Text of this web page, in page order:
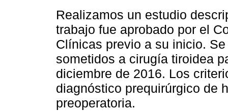
Realizamos un estudio
trabajo fue aprobado por el
Clínicas previo a su inicio.
sometidos a cirugía tiroidea
diciembre de 2016. Los
diagnóstico prequirúrgico de
preoperatoria.